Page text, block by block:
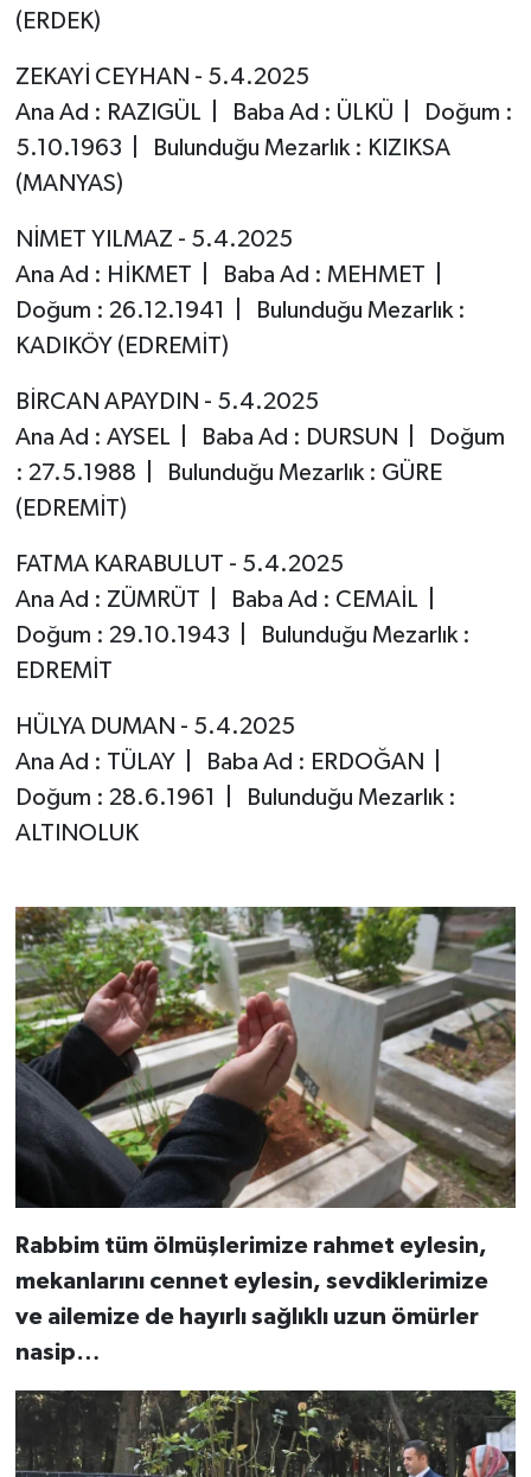
(ERDEK)
ZEKAYİ CEYHAN - 5.4.2025
Ana Ad : RAZIGÜL | Baba Ad : ÜLKÜ | Doğum :
5.10.1963 | Bulunduğu Mezarlık : KIZIKSA
(MANYAS)
NİMET YILMAZ - 5.4.2025
Ana Ad : HİKMET | Baba Ad : MEHMET |
Doğum : 26.12.1941 | Bulunduğu Mezarlık :
KADIKÖY (EDREMİT)
BİRCAN APAYDIN - 5.4.2025
Ana Ad : AYSEL | Baba Ad : DURSUN | Doğum
: 27.5.1988 | Bulunduğu Mezarlık : GÜRE
(EDREMİT)
FATMA KARABULUT - 5.4.2025
Ana Ad : ZÜMRÜT | Baba Ad : CEMAİL |
Doğum : 29.10.1943 | Bulunduğu Mezarlık :
EDREMİT
HÜLYA DUMAN - 5.4.2025
Ana Ad : TÜLAY | Baba Ad : ERDOĞAN |
Doğum : 28.6.1961 | Bulunduğu Mezarlık :
ALTINOLUK
Rabbim tüm ölmüşlerimize rahmet eylesin,
mekanlarını cennet eylesin, sevdiklerimize
ve ailemize de hayırlı sağlıklı uzun ömürler
nasip…